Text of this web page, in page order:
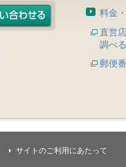
料金
直営
調べる
郵便
サイトのご利用にあたって